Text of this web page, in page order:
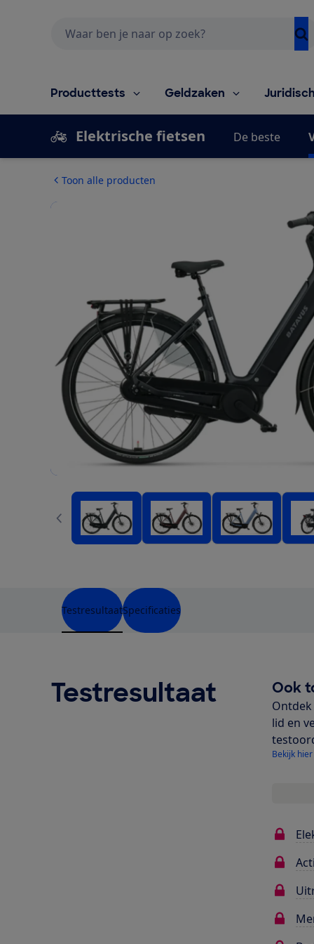
Producttests Geldzaken
Elektrische fietsen De beste
Toon alle producten
TestresultaatSpecificaties
Testresultaat Ook
lid en
Bekijk